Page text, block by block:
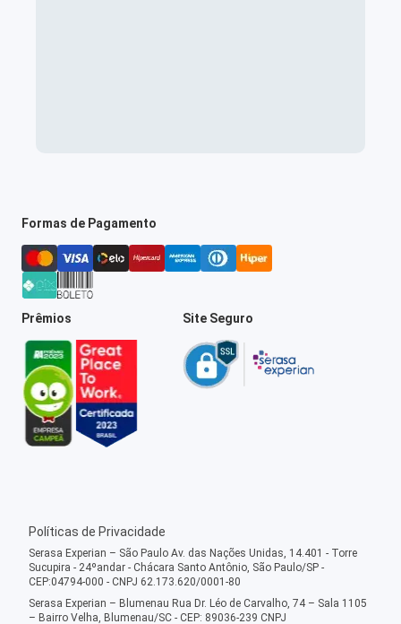
Formas de Pagamento
Prêmios Site Seguro
Políticas de Privacidade
Serasa Experian – São Paulo Av. das Nações Unidas, 14.401 - Torre
Sucupira - 24ºandar - Chácara Santo Antônio, São Paulo/SP -
CEP:04794-000 - CNPJ 62.173.620/0001-80
Serasa Experian – Blumenau Rua Dr. Léo de Carvalho, 74 – Sala 1105
– Bairro Velha, Blumenau/SC - CEP: 89036-239 CNPJ